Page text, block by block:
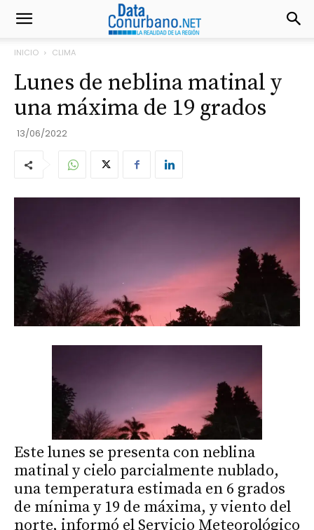
INICIO CLIMA
Lunes de neblina matinal y
una máxima de 19 grados
13/06/2022
Este lunes se presenta con neblina
matinal y cielo parcialmente nublado,
una temperatura estimada en 6 grados
de mínima y 19 de máxima, y viento del
norte, informó el Servicio Meteorológico